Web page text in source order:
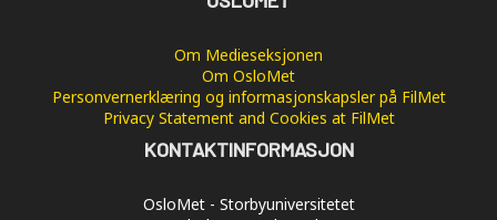
Om Medieseksjonen
Om OsloMet
Personvernerklæring og informasjonskapsler på FilMet
Privacy Statement and Cookies at FilMet
KONTAKTINFORMASJON
OsloMet - Storbyuniversitetet